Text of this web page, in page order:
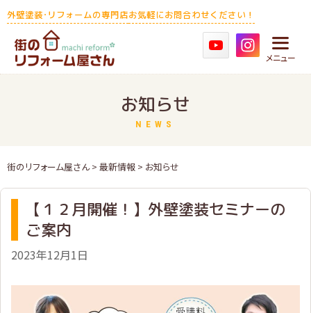
Skip
to
content
外壁塗装･リフォームの専門店お気軽にお問合わせください！
メニュー
お知らせ
NEWS
街のリフォーム屋さん> 最新情報 > お知らせ
【１２月開催！】外壁塗装セミナーの
ご案内
2023年12月1日